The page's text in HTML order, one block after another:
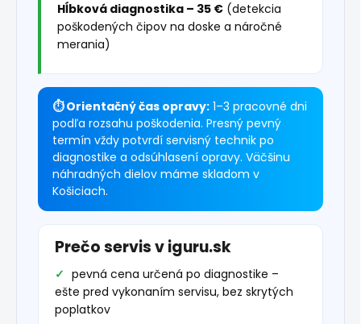
Hĺbková diagnostika – 35 € (detekcia
poškodených čipov na doske a náročné
merania)
⏱ Orientačný čas opravy: 1–3 pracovné dni
podľa rozsahu poškodenia. Presný pevný
termín vždy potvrdí servisný technik po
diagnostike a odsúhlasení opravy. Väčšinu
náhradných dielov máme skladom v
Košiciach.
Prečo servis v iguru.sk
pevná cena určená po diagnostike –
ešte pred vykonaním servisu, bez skrytých
poplatkov